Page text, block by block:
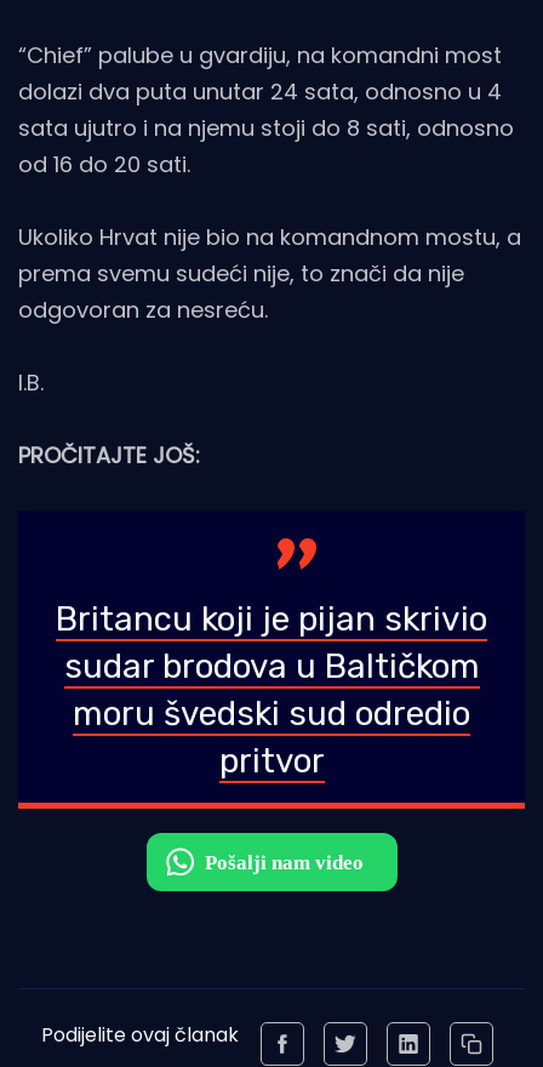
“Chief” palube u gvardiju, na komandni most
dolazi dva puta unutar 24 sata, odnosno u 4
sata ujutro i na njemu stoji do 8 sati, odnosno
od 16 do 20 sati.
Ukoliko Hrvat nije bio na komandnom mostu, a
prema svemu sudeći nije, to znači da nije
odgovoran za nesreću.
I.B.
PROČITAJTE JOŠ:
Britancu koji je pijan skrivio
sudar brodova u Baltičkom
moru švedski sud odredio
pritvor
Podijelite ovaj članak